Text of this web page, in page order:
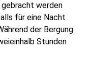
gebracht werden
für eine Nacht
der Bergung
Stunden